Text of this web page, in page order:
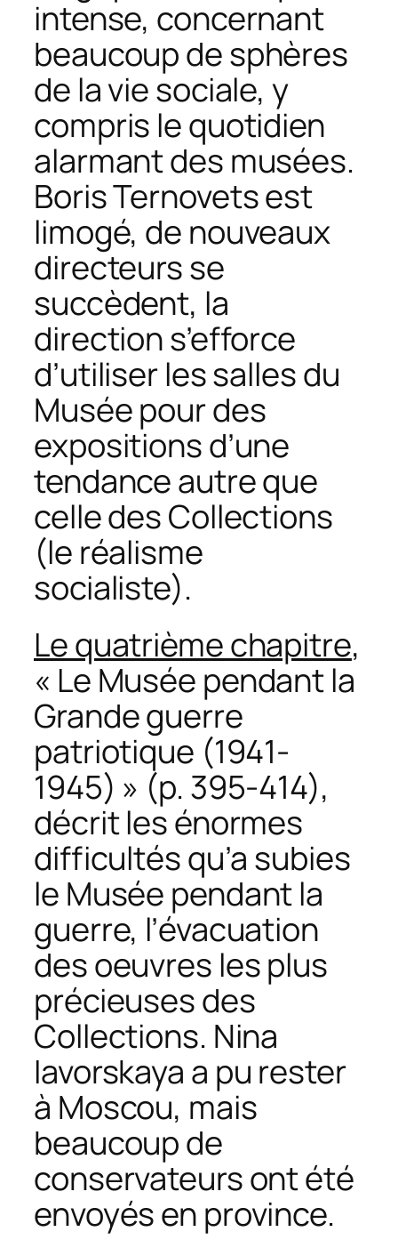
intense, concernant
beaucoup de sphères
de la vie sociale, y
compris le quotidien
alarmant des musées.
Boris Ternovets est
limogé, de nouveaux
directeurs se
succèdent, la
direction s’efforce
d’utiliser les salles du
Musée pour des
expositions d’une
tendance autre que
celle des Collections
(le réalisme
socialiste).
Le quatrième chapitre,
« Le Musée pendant la
Grande guerre
patriotique (1941-
1945) » (p. 395-414),
décrit les énormes
difficultés qu’a subies
le Musée pendant la
guerre, l’évacuation
des oeuvres les plus
précieuses des
Collections. Nina
Iavorskaya a pu rester
à Moscou, mais
beaucoup de
conservateurs ont été
envoyés en province.